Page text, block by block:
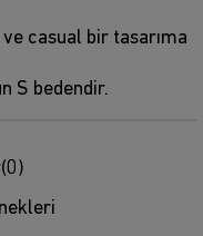
casual bir tasarıma
S bedendir.
(0)